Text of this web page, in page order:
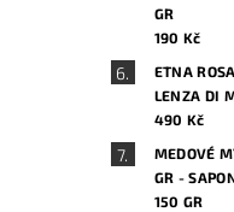
GR
190 Kč
ETNA
LENZA DI
490 Kč
MEDOVÉ
GR -
150 GR